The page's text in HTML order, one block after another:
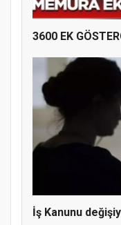
3600 EK
İş Kanunu